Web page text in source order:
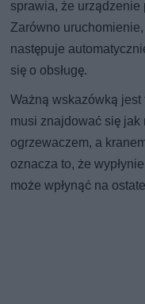
sprawia, że
Zarówno
następuje
się o obsługę.
Ważną wskazówką jest
musi znajdować się
ogrzewaczem, a
oznacza to, że
może wpłynąć na